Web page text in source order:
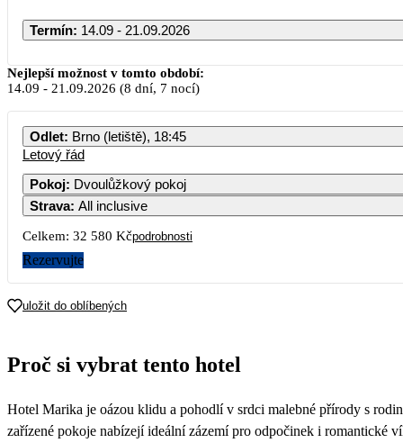
Termín: 14.09 - 21.09.2026
Nejlepší možnost v tomto období:
14.09 - 21.09.2026 (8 dní, 7 nocí)
Odlet: Brno (letiště), 18:45
Letový řád
Pokoj: Dvoulůžkový pokoj
Strava: All inclusive
Celkem: 32 580 Kčpodrobnosti
Rezervujte
uložit do oblíbených
Proč si vybrat tento hotel
Hotel Marika je oázou klidu a pohodlí v srdci malebné přírody s
zařízené pokoje nabízejí ideální zázemí pro odpočinek i romantické